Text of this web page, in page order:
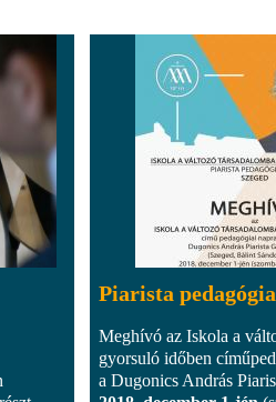
Piarista
Meghívó az Iskola a
gyorsuló időben
a Dugonics András